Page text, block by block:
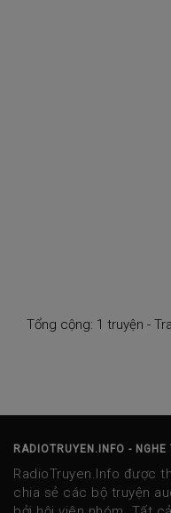
Tổng cộng: 1 truyện -
RADIOTRUYEN.INFO -
RadioTruyen.Info được
chia sẻ các bộ truyện